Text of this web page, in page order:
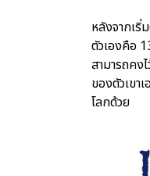
หลังจากเริ่
ตัวเองคือ
สามารถค
ของตัวเข
โลกด้วย